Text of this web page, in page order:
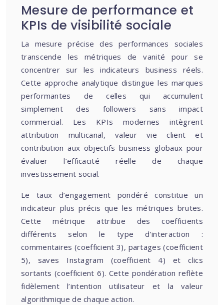
Mesure de performance et
KPIs de visibilité sociale
La mesure précise des performances sociales
transcende les métriques de vanité pour se
concentrer sur les indicateurs business réels.
Cette approche analytique distingue les marques
performantes de celles qui accumulent
simplement des followers sans impact
commercial. Les KPIs modernes intègrent
attribution multicanal, valeur vie client et
contribution aux objectifs business globaux pour
évaluer l’efficacité réelle de chaque
investissement social.
Le taux d’engagement pondéré constitue un
indicateur plus précis que les métriques brutes.
Cette métrique attribue des coefficients
différents selon le type d’interaction :
commentaires (coefficient 3), partages (coefficient
5), saves Instagram (coefficient 4) et clics
sortants (coefficient 6). Cette pondération reflète
fidèlement l’intention utilisateur et la valeur
algorithmique de chaque action.